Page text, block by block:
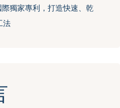
獨家專利，打造快速、乾
法